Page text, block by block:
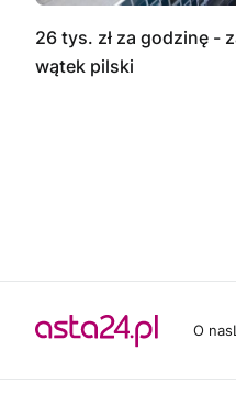
26 tys. zł za godzinę -
wątek pilski
O nas